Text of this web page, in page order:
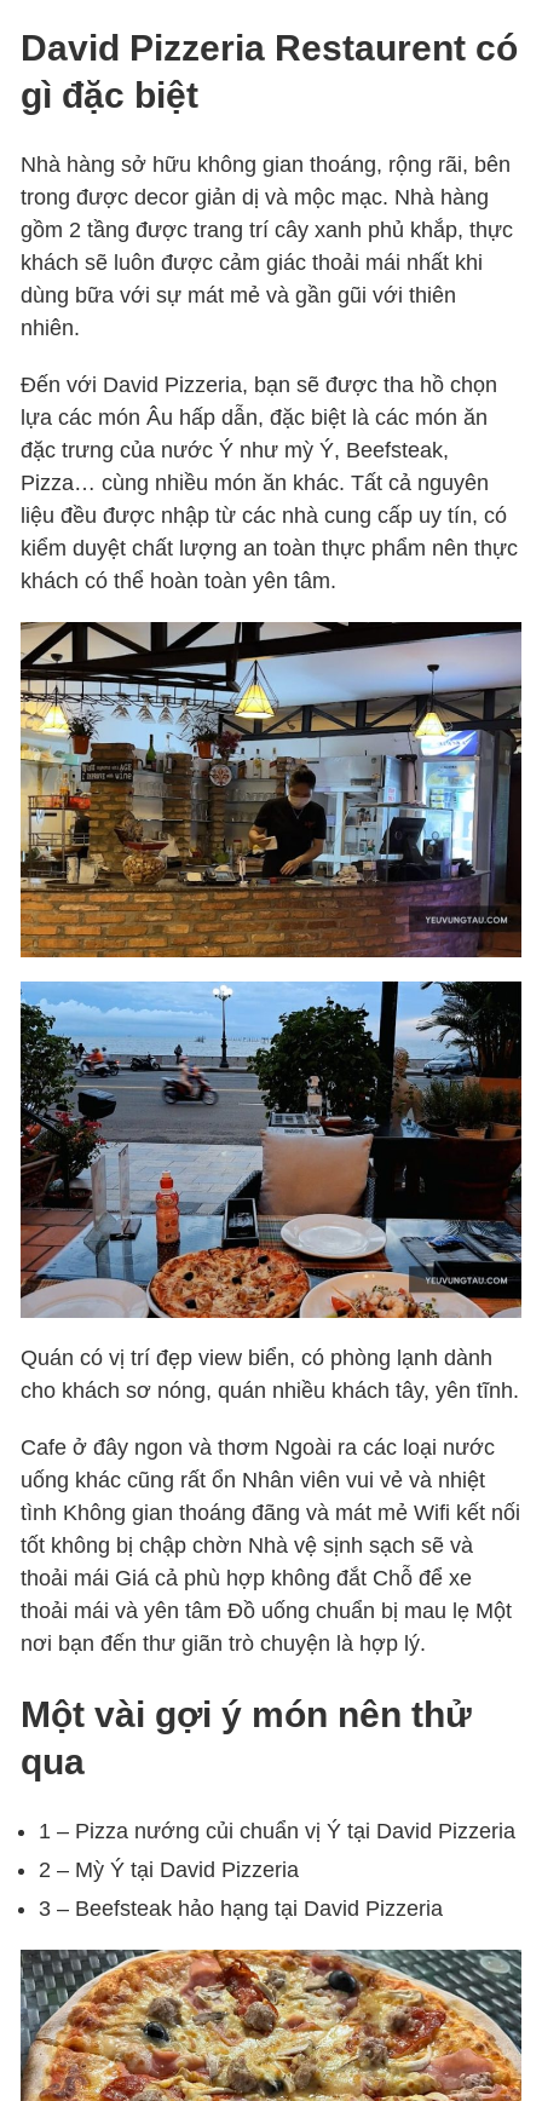
David Pizzeria Restaurent có
gì đặc biệt
Nhà hàng sở hữu không gian thoáng, rộng rãi, bên
trong được decor giản dị và mộc mạc. Nhà hàng
gồm 2 tầng được trang trí cây xanh phủ khắp, thực
khách sẽ luôn được cảm giác thoải mái nhất khi
dùng bữa với sự mát mẻ và gần gũi với thiên
nhiên.
Đến với David Pizzeria, bạn sẽ được tha hồ chọn
lựa các món Âu hấp dẫn, đặc biệt là các món ăn
đặc trưng của nước Ý như mỳ Ý, Beefsteak,
Pizza… cùng nhiều món ăn khác. Tất cả nguyên
liệu đều được nhập từ các nhà cung cấp uy tín, có
kiểm duyệt chất lượng an toàn thực phẩm nên thực
khách có thể hoàn toàn yên tâm.
Quán có vị trí đẹp view biển, có phòng lạnh dành
cho khách sơ nóng, quán nhiều khách tây, yên tĩnh.
Cafe ở đây ngon và thơm Ngoài ra các loại nước
uống khác cũng rất ổn Nhân viên vui vẻ và nhiệt
tình Không gian thoáng đãng và mát mẻ Wifi kết nối
tốt không bị chập chờn Nhà vệ sịnh sạch sẽ và
thoải mái Giá cả phù hợp không đắt Chỗ để xe
thoải mái và yên tâm Đồ uống chuẩn bị mau lẹ Một
nơi bạn đến thư giãn trò chuyện là hợp lý.
Một vài gợi ý món nên thử
qua
1 – Pizza nướng củi chuẩn vị Ý tại David Pizzeria
2 – Mỳ Ý tại David Pizzeria
3 – Beefsteak hảo hạng tại David Pizzeria